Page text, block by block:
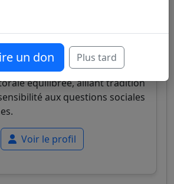
archevêque de Brasília,
profil intellectuel et son
équilibrée, alliant tradition
aux questions sociales
Voir le profil
un don Plus tard